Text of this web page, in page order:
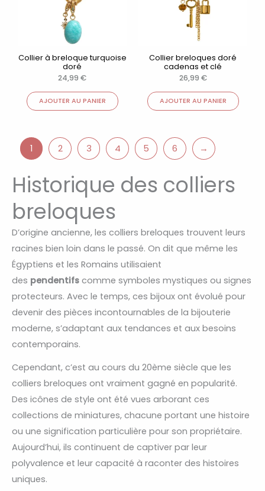
Collier à breloque turquoise
doré
24,99 €
AJOUTER AU PANIER
Collier breloques doré
cadenas et clé
26,99 €
AJOUTER AU PANIER
1 2 3 4 5 6 →
Historique des colliers
breloques
D’origine ancienne, les colliers breloques trouvent leurs
racines bien loin dans le passé. On dit que même les
Égyptiens et les Romains utilisaient
des pendentifs comme symboles mystiques ou signes
protecteurs. Avec le temps, ces bijoux ont évolué pour
devenir des pièces incontournables de la bijouterie
moderne, s’adaptant aux tendances et aux besoins
contemporains.
Cependant, c’est au cours du 20ème siècle que les
colliers breloques ont vraiment gagné en popularité.
Des icônes de style ont été vues arborant ces
collections de miniatures, chacune portant une histoire
ou une signification particulière pour son propriétaire.
Aujourd’hui, ils continuent de captiver par leur
polyvalence et leur capacité à raconter des histoires
uniques.